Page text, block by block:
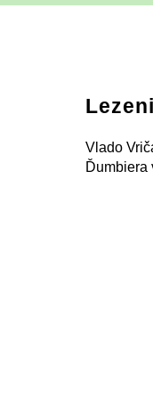
Vlado
Ďumbiera